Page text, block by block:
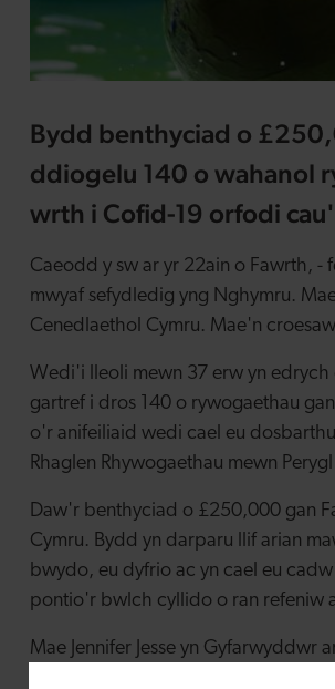
Bydd benthyciad o
ddiogelu 140 o wahanol
wrth i Cofid-19 orfodi
Caeodd y sw ar yr 22ain o Fawrth, -
mwyaf sefydledig yng Nghymru.
Cenedlaethol Cymru. Mae'n
Wedi'i lleoli mewn 37 erw yn
gartref i dros 140 o rywogaethau
o'r anifeiliaid wedi cael eu
Rhaglen Rhywogaethau mewn
Daw'r benthyciad o £250,000 gan
Cymru. Bydd yn darparu llif arian
bwydo, eu dyfrio ac yn cael eu
pontio'r bwlch cyllido o ran refeniw
Mae Jennifer Jesse yn